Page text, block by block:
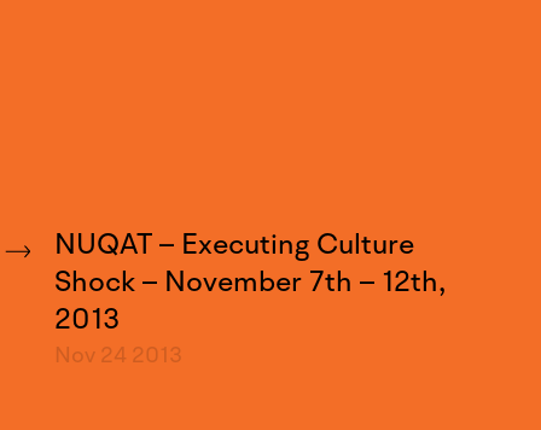
NUQAT – Executing Culture
Shock – November 7th – 12th,
2013
Nov 24 2013